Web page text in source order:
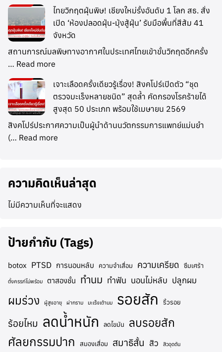
ไทยวิกฤตฝุ่นพิษ! เชียงใหม่รั้งอันดับ 1 โลก สธ. สั่ง
เปิด ‘ห้องปลอดฝุ่น-มุ้งสู้ฝุ่น’ รับมือพื้นที่สีส้ม 41
จังหวัด
สถานการณ์มลพิษทางอากาศในประเทศไทยเข้าขั้นวิกฤตอีกครั้ง
… Read more
เจาะเลือดครั้งเดียวรู้เรื่อง! สิงคโปร์เปิดตัว “ชุด
ตรวจมะเร็งหลายชนิด” สุดล้ำ คัดกรองโรคร้ายได้
สูงสุด 50 ประเภท พร้อมใช้เมษายน 2569
สิงคโปร์ประกาศความเป็นผู้นำด้านนวัตกรรมการแพทย์แม่นยำ
(… Read more
ความคิดเห็นล่าสุด
ไม่มีความเห็นที่จะแสดง
ป้ายกำกับ (Tags)
botox PTSD การนอนหลับ ความจำเสื่อม ความเครียด ซึมเศร้า
ตั้งครรภ์ไม่พร้อม ตาสองชั้น ทำนม ทำฟัน นอนไม่หลับ ปลูกผม
ผมร่วง ผู้สูงอายุ ผ่ากราม มะเร็งเต้านม รอยสัก ริ้วรอย
ร้อยไหม ลดน้ำหนัก ลดไขมัน ลบรอยสัก
ศัลยกรรมปาก สมองเสื่อม สมาธิสั้น สิว สิวอุดตัน